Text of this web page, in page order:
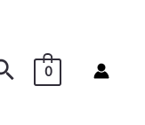
0